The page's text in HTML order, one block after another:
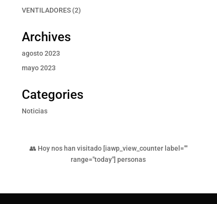
productos
VENTILADORES 22
Archives
agosto 2023
mayo 2023
Categories
Noticias
👥 Hoy nos han visitado [iawp_view_counter label=""
range="today"] personas